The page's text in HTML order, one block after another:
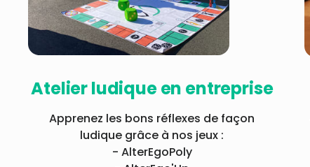
Atelier ludique en entreprise
Apprenez les bons réflexes de façon
ludique grâce à nos jeux :
- AlterEgoPoly